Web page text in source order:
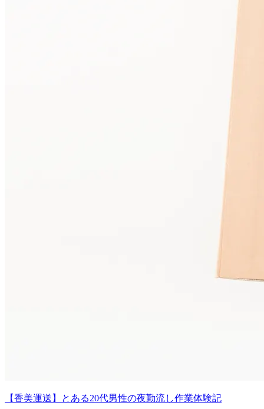
【香美運送】とある20代男性の夜勤流し作業体験記